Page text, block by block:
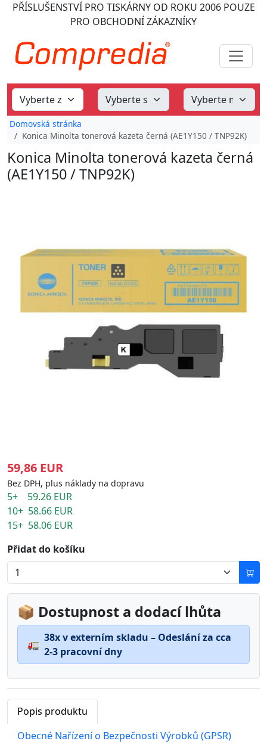
PŘÍSLUŠENSTVÍ PRO TISKÁRNY OD ROKU 2006POUZE
PRO OBCHODNÍ ZÁKAZNÍKY
Domovská stránka
Konica Minolta tonerová kazeta černá (AE1Y150 / TNP92K)
Konica Minolta tonerová kazeta černá
(AE1Y150 / TNP92K)
59,86 EUR
Bez DPH, plus náklady na dopravu
5+ 59.26 EUR
10+ 58.66 EUR
15+ 58.06 EUR
Přidat do košíku
📦 Dostupnost a dodací lhůta
🚛
38x v externím skladu – Odeslání za cca
2-3 pracovní dny
Popis produktu
Obecné Nařízení o Bezpečnosti Výrobků (GPSR)